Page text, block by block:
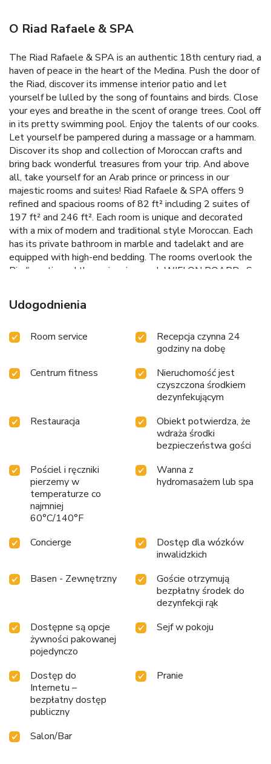
O Riad Rafaele & SPA
The Riad Rafaele & SPA is an authentic 18th century riad, a
haven of peace in the heart of the Medina. Push the door of
the Riad, discover its immense interior patio and let
yourself be lulled by the song of fountains and birds. Close
your eyes and breathe in the scent of orange trees. Cool off
in its pretty swimming pool. Enjoy the talents of our cooks.
Let yourself be pampered during a massage or a hammam.
Discover its shop and collection of Moroccan crafts and
bring back wonderful treasures from your trip. And above
all, take yourself for an Arab prince or princess in our
majestic rooms and suites! Riad Rafaele & SPA offers 9
refined and spacious rooms of 82 ft² including 2 suites of
197 ft² and 246 ft². Each room is unique and decorated
with a mix of modern and traditional style Moroccan. Each
has its private bathroom in marble and tadelakt and are
equipped with high-end bedding. The rooms overlook the
Riad’s patio and the swimming pool. WIFI ON BOARD : So
ones. CONCIERGE SERVICE : A whole team at your
service and caring 24 hours a day. RESTAURANT : On the
discover the incredible talents of our cooks. Reservations
before 12 noon for dinner. SWIMMING POOL : Enjoy our
from it all in our pretty SPA and enjoy a wide range of
treatments. CAR SERVICE : Take advantage of our valet
service for your trips and your airport transport.
Udogodnienia
Room service
Recepcja czynna 24
godziny na dobę
Centrum fitness
Nieruchomość jest
czyszczona środkiem
dezynfekującym
Restauracja
Obiekt potwierdza, że
wdraża środki
bezpieczeństwa gości
Pościel i ręczniki
pierzemy w
temperaturze co
najmniej
60°C/140°F
Wanna z
hydromasażem lub spa
Concierge
Dostęp dla wózków
inwalidzkich
Basen - Zewnętrzny
Goście otrzymują
bezpłatny środek do
dezynfekcji rąk
Dostępne są opcje
żywności pakowanej
pojedynczo
Sejf w pokoju
Dostęp do
Internetu –
bezpłatny dostęp
publiczny
Pranie
Salon/Bar